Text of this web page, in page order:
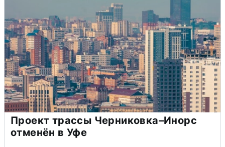
Проект трассы Черниковка–Инорс
отменён в Уфе